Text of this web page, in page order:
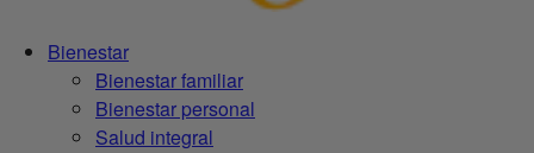
Bienestar
Bienestar familiar
Bienestar personal
Salud integral